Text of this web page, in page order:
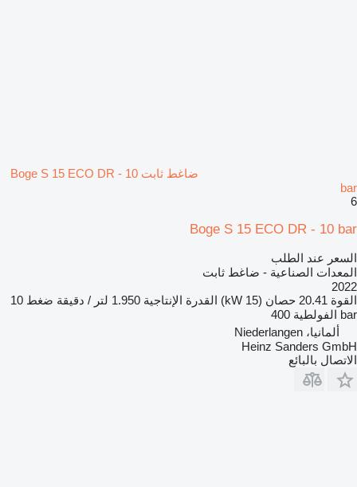
ضاغط ثابت Boge S 15 ECO DR - 10
bar
6
Boge S 15 ECO DR - 10 bar
السعر عند الطلب
المعدات الصناعية - ضاغط ثابت
2022
القوة 20.41 حصان (15 kW) القدرة الإنتاجية 1.950 لتر / دقيقة ضغط 10
bar الفولطية 400
ألمانيا، Niederlangen
Heinz Sanders GmbH
الاتصال بالبائع